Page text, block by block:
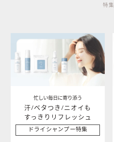
特集
忙しい毎日に寄り添う
汗/ベタつき/ニオイも
すっきりリフレッシュ
ドライシャンプー特集